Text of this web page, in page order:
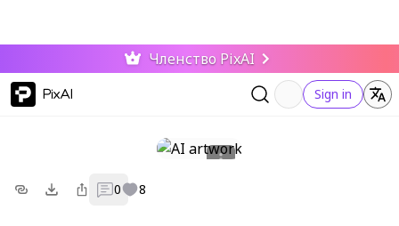
Членство PixAI
PixAI Sign in
0 8